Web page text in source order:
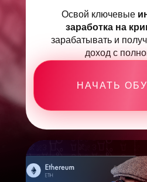
Освой ключевые
заработка на
зарабатывать и
доход с
НАЧАТЬ